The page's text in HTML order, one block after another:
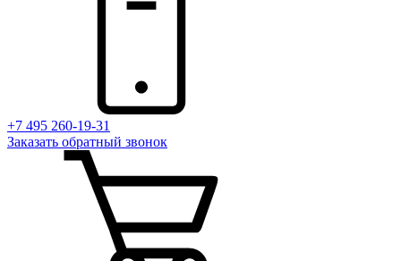
+7 495 260-19-31
Заказать обратный звонок